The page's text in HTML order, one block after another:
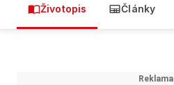
Životopis Články